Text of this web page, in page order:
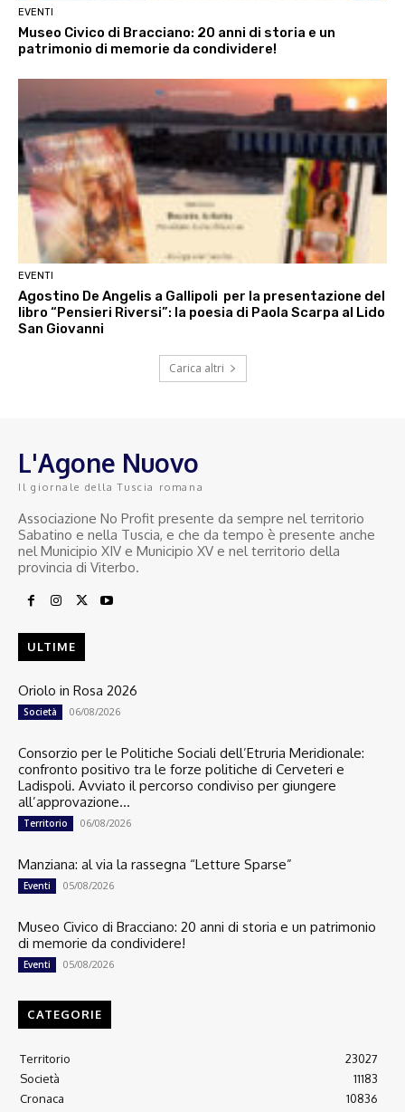
EVENTI
Museo Civico di Bracciano: 20 anni di storia e un
patrimonio di memorie da condividere!
EVENTI
Agostino De Angelis a Gallipoli per la presentazione del
libro “Pensieri Riversi”: la poesia di Paola Scarpa al Lido
San Giovanni
Carica altri
L'Agone Nuovo
Il giornale della Tuscia romana
Associazione No Profit presente da sempre nel territorio
Sabatino e nella Tuscia, e che da tempo è presente anche
nel Municipio XIV e Municipio XV e nel territorio della
provincia di Viterbo.
ULTIME
Oriolo in Rosa 2026
Società 06/08/2026
Consorzio per le Politiche Sociali dell’Etruria Meridionale:
confronto positivo tra le forze politiche di Cerveteri e
Ladispoli. Avviato il percorso condiviso per giungere
all’approvazione...
Territorio 06/08/2026
Manziana: al via la rassegna “Letture Sparse”
Eventi 05/08/2026
Museo Civico di Bracciano: 20 anni di storia e un patrimonio
di memorie da condividere!
Eventi 05/08/2026
CATEGORIE
Territorio
23027
Società
11183
Cronaca
10836